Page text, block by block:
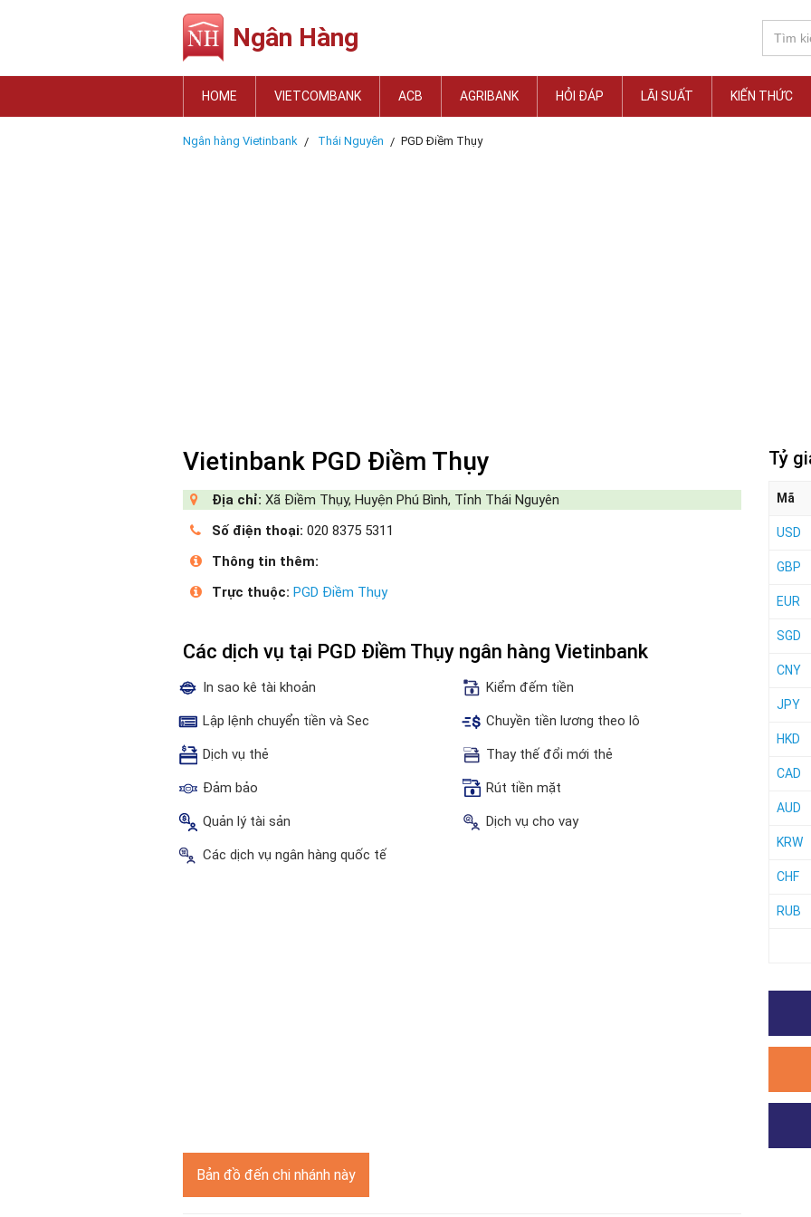
Ngân Hàng
HOME VIETCOMBANK ACB AGRIBANK HỎI ĐÁP LÃI SUẤT KIẾN THỨC
Ngân hàng Vietinbank Thái Nguyên PGD Điềm Thụy
Vietinbank PGD Điềm Thụy
Địa chỉ: Xã Điềm Thụy, Huyện Phú Bình, Tỉnh Thái Nguyên
Số điện thoại: 020 8375 5311
Thông tin thêm:
Trực thuộc: PGD Điềm Thụy
Các dịch vụ tại PGD Điềm Thụy ngân hàng Vietinbank
In sao kê tài khoản Kiểm đếm tiền
Lập lệnh chuyển tiền và Sec Chuyền tiền lương theo lô
Dịch vụ thẻ Thay thế đổi mới thẻ
Đảm bảo Rút tiền mặt
Quản lý tài sản Dịch vụ cho vay
Các dịch vụ ngân hàng quốc tế
Bản đồ đến chi nhánh này
Tỷ
Mã
USD
GBP
EUR
SGD
CNY
JPY
HKD
CAD
AUD
KRW
CHF
RUB